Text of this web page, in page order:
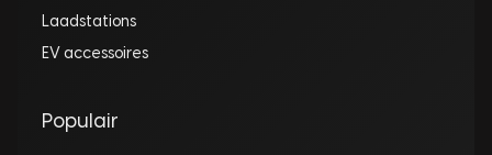
Laadstations
EV accessoires
Populair